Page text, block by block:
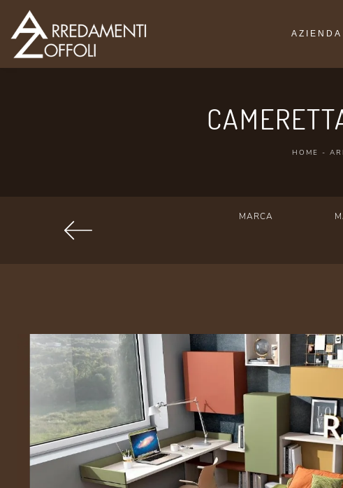
AZIENDA
HOME -
MARCA